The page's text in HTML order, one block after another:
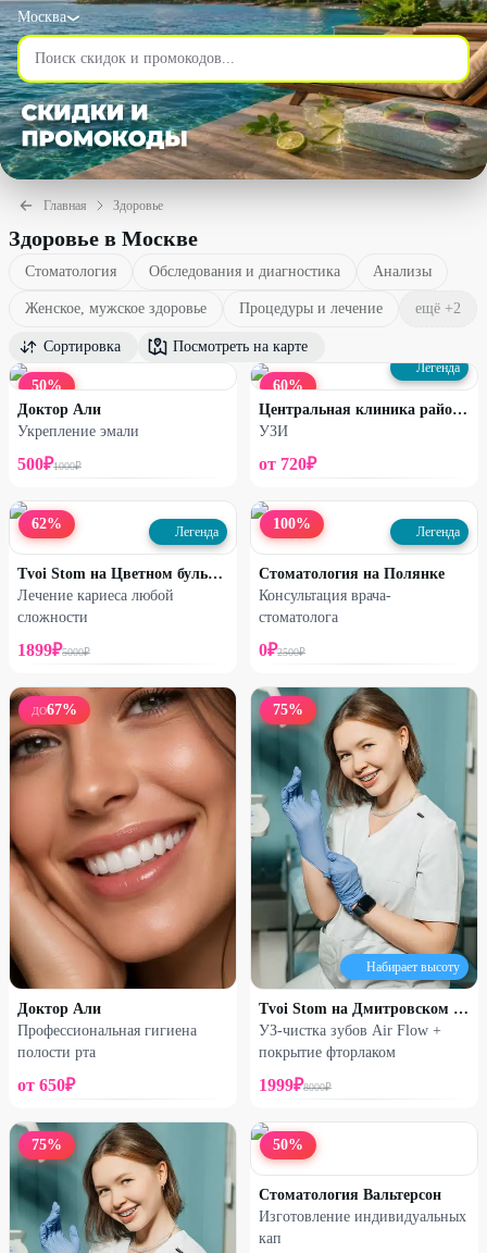
Москва
Главная Здоровье
Здоровье в Москве
Стоматология Обследования и диагностика Анализы
Женское, мужское здоровье Процедуры и лечение ещё +2
Сортировка Посмотреть на карте
50%
Доктор Али
Укрепление эмали
500₽1000₽
60%
Легенда
Центральная клиника района Бибирево
УЗИ
от 720₽
62% Легенда
Tvoi Stom на Цветном бульваре
Лечение кариеса любой
сложности
1899₽5000₽
100% Легенда
Стоматология на Полянке
Консультация врача-
стоматолога
0₽2500₽
ДО67%
Доктор Али
Профессиональная гигиена
полости рта
от 650₽
75%
Набирает высоту
Tvoi Stom на Дмитровском шоссе
УЗ-чистка зубов Air Flow +
покрытие фторлаком
1999₽8000₽
75% 50%
Стоматология Вальтерсон
Изготовление индивидуальных
кап